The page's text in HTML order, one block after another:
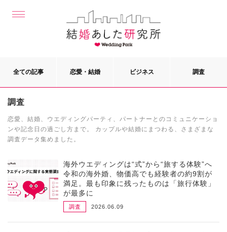
全ての記事 恋愛・結婚 ビジネス 調査
調査
恋愛、結婚、ウエディングパーティ、パートナーとのコミュニケーショ
ンや記念日の過ごし方まで。 カップルや結婚にまつわる、さまざまな
調査データ集めました。
海外ウエディングは“式”から“旅する体験”へ
令和の海外婚、物価高でも経験者の約9割が
満足。最も印象に残ったものは「旅行体験」
が最多に
調査 2026.06.09